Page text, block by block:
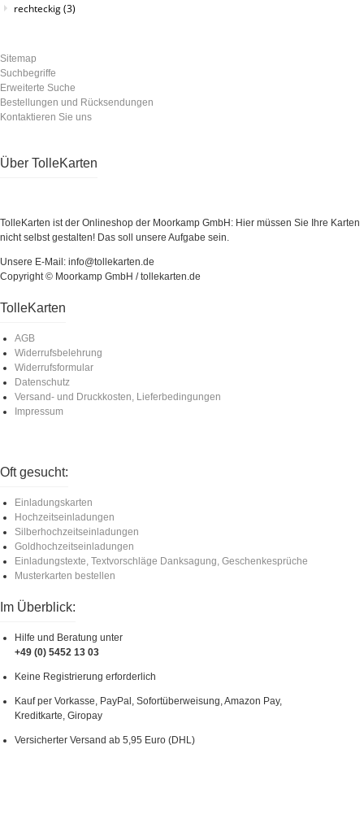
rechteckig(3)
Sitemap
Suchbegriffe
Erweiterte Suche
Bestellungen und Rücksendungen
Kontaktieren Sie uns
Über TolleKarten
TolleKarten ist der Onlineshop der Moorkamp GmbH: Hier müssen Sie Ihre Karten
nicht selbst gestalten! Das soll unsere Aufgabe sein.
Unsere E-Mail: info@tollekarten.de
Copyright © Moorkamp GmbH / tollekarten.de
TolleKarten
AGB
Widerrufsbelehrung
Widerrufsformular
Datenschutz
Versand- und Druckkosten, Lieferbedingungen
Impressum
Oft gesucht:
Einladungskarten
Hochzeitseinladungen
Silberhochzeitseinladungen
Goldhochzeitseinladungen
Einladungstexte, Textvorschläge Danksagung, Geschenkesprüche
Musterkarten bestellen
Im Überblick:
Hilfe und Beratung unter
+49 (0) 5452 13 03
Keine Registrierung erforderlich
Kauf per Vorkasse, PayPal, Sofortüberweisung, Amazon Pay,
Kreditkarte, Giropay
Versicherter Versand ab 5,95 Euro (DHL)